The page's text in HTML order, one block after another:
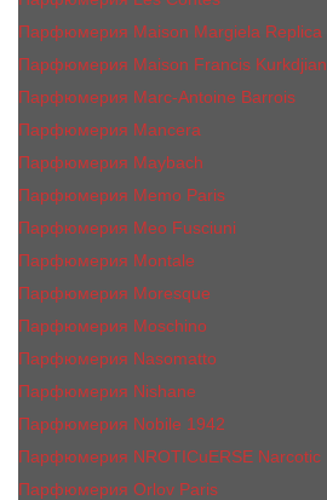
Парфюмерия Maison Margiela Replica
Парфюмерия Maison Francis Kurkdjian
Парфюмерия Marc-Antoine Barrois
Парфюмерия Mancera
Парфюмерия Maybach
Парфюмерия Memo Paris
Парфюмерия Meo Fusciuni
Парфюмерия Montale
Парфюмерия Moresque
Парфюмерия Moschino
Парфюмерия Nasomatto
Парфюмерия Nishane
Парфюмерия Nobile 1942
Парфюмерия NROTICuERSE Narcotic
Парфюмерия Orlov Paris